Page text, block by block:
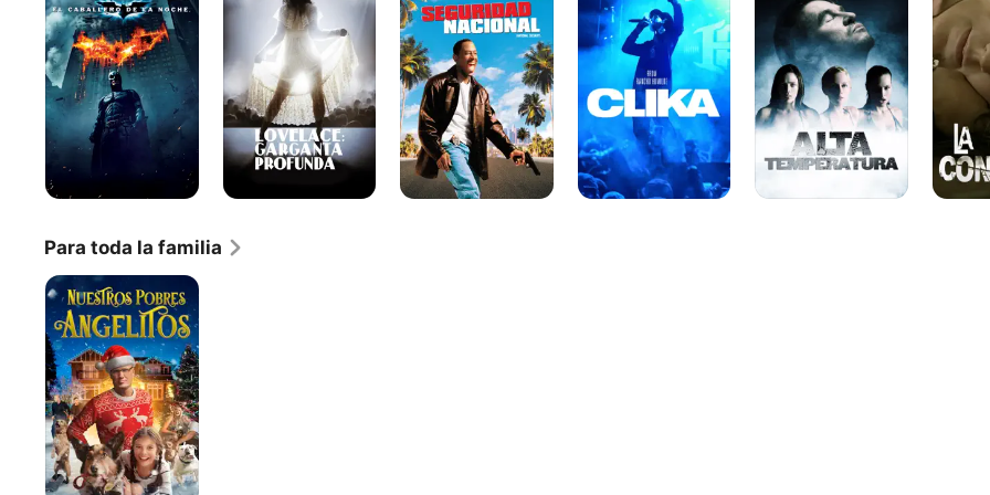
caballero
de
la
noche
Profunda
Para toda la familia
Pups
Alone